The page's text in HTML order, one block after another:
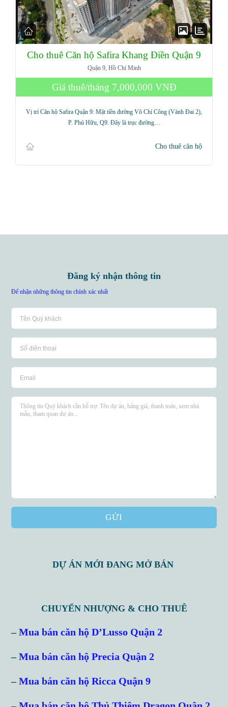
Cho thuê Căn hộ Safira Khang Điền Quận 9
Quận 9, Hồ Chí Minh
Giá thuê/tháng 7,000,000 VNĐ
Vị trí Căn hộ Safira Quận 9: Mặt tiền đường Võ Chí Công (Vành Đai 2),
P. Phú Hữu, Q9. Đây là trục đường…
Cho thuê căn hộ
Đăng ký nhận thông tin
Để nhận những thông tin chính xác nhất
GỬI
DỰ ÁN MỚI ĐANG MỞ BÁN
CHUYỂN NHƯỢNG & CHO THUÊ
–Mua bán căn hộ D’Lusso Quận 2
–Mua bán căn hộ Precia Quận 2
–Mua bán căn hộ Ricca Quận 9